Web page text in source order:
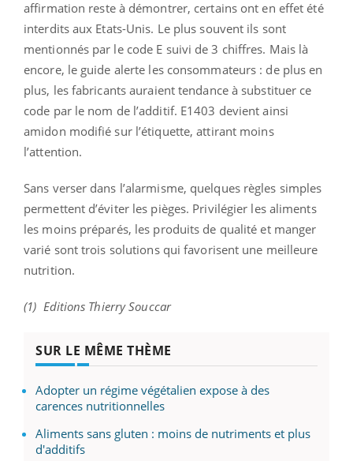
affirmation reste à démontrer, certains ont en effet été
interdits aux Etats-Unis. Le plus souvent ils sont
mentionnés par le code E suivi de 3 chiffres. Mais là
encore, le guide alerte les consommateurs : de plus en
plus, les fabricants auraient tendance à substituer ce
code par le nom de l’additif. E1403 devient ainsi
amidon modifié sur l’étiquette, attirant moins
l’attention.
Sans verser dans l’alarmisme, quelques règles simples
permettent d’éviter les pièges. Privilégier les aliments
les moins préparés, les produits de qualité et manger
varié sont trois solutions qui favorisent une meilleure
nutrition.
(1) Editions Thierry Souccar
SUR LE MÊME THÈME
Adopter un régime végétalien expose à des
carences nutritionnelles
Aliments sans gluten : moins de nutriments et plus
d'additifs